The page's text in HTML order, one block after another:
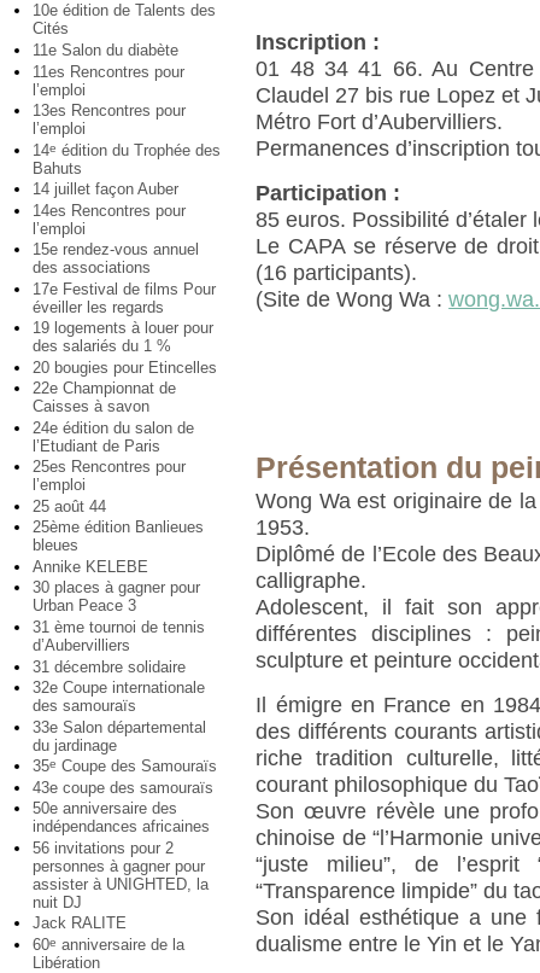
10e édition de Talents des
Cités
11e Salon du diabète
11es Rencontres pour
l’emploi
13es Rencontres pour
l’emploi
14e édition du Trophée des
Bahuts
14 juillet façon Auber
14es Rencontres pour
l’emploi
15e rendez-vous annuel
des associations
17e Festival de films Pour
éveiller les regards
19 logements à louer pour
des salariés du 1 %
20 bougies pour Etincelles
22e Championnat de
Caisses à savon
24e édition du salon de
l’Etudiant de Paris
25es Rencontres pour
l’emploi
25 août 44
25ème édition Banlieues
bleues
Annike KELEBE
30 places à gagner pour
Urban Peace 3
31 ème tournoi de tennis
d’Aubervilliers
31 décembre solidaire
32e Coupe internationale
des samouraïs
33e Salon départemental
du jardinage
35e Coupe des Samouraïs
43e coupe des samouraïs
50e anniversaire des
indépendances africaines
56 invitations pour 2
personnes à gagner pour
assister à UNIGHTED, la
nuit DJ
Jack RALITE
60e anniversaire de la
Libération
Inscription :
01 48 34 41 66. Au Centre
Claudel 27 bis rue Lopez et
Métro Fort d’Aubervilliers.
Permanences d’inscription
Participation :
85 euros. Possibilité
Le CAPA se réserve de
(16 participants).
(Site de Wong Wa :
Présentation du
Wong Wa est originaire de
1953.
Diplômé de l’Ecole des
calligraphe.
Adolescent, il fait son
différentes disciplines :
sculpture et peinture
Il émigre en France en
des différents courants
riche tradition culturelle,
courant philosophique du
Son œuvre révèle une
chinoise de “l’Harmonie
“juste milieu”, de
“Transparence limpide” du
Son idéal esthétique a une
dualisme entre le Yin et le